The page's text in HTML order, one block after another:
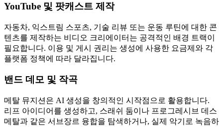
YouTube 및 팟캐스트 제작
자동차, 익스트림 스포츠, 기술 리뷰 또는 운동 루틴에 대한 콘
텐츠를 제작하는 비디오 크리에이터는 공격적인 배경 트랙이
필요합니다. 이용 및 게시 권리는 생성에 사용한 요금제와 각
플랫폼 정책에 따라 달라집니다.
밴드 데모 및 작곡
메탈 뮤지션은 AI 생성을 창의적인 시작점으로 활용합니다.
리프 아이디어를 생성하고, 스래쉬 둠이나 프로그레시브 데스
메탈과 같은 서브장르 융합을 탐색하거나, 실제 악기로 녹음하